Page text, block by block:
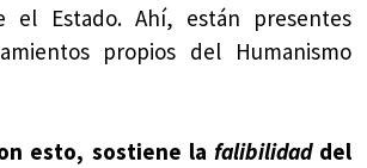
el Estado. Ahí, están presentes
propios del Humanismo
esto, sostiene la falibilidaddel